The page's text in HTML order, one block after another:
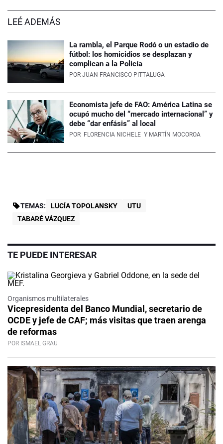
LEÉ ADEMÁS
La rambla, el Parque Rodó o un estadio de
fútbol: los homicidios se desplazan y
complican a la Policía
POR JUAN FRANCISCO PITTALUGA
Economista jefe de FAO: América Latina se
ocupó mucho del “mercado internacional” y
debe “dar enfásis” al local
POR FLORENCIA NICHELE Y MARTÍN MOCOROA
TEMAS: LUCÍA TOPOLANSKY
UTU
TABARÉ VÁZQUEZ
TE PUEDE INTERESAR
Organismos multilaterales
Vicepresidenta del Banco Mundial, secretario de
OCDE y jefe de CAF; más visitas que traen arenga
de reformas
POR ISMAEL GRAU